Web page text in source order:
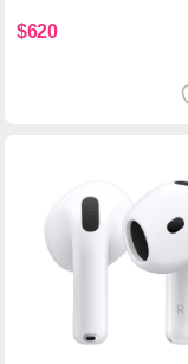
$620